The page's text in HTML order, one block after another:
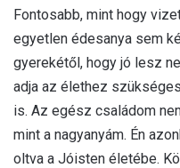
Fontosabb, mint hogy
egyetlen édesanya sem
gyerekétől, hogy jó lesz
adja az élethez
is. Az egész családom
mint a nagyanyám. Én
oltva a Jóisten életébe.